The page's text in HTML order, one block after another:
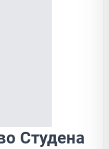
Студена